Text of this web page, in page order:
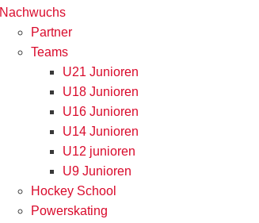
Nachwuchs
Partner
Teams
U21 Junioren
U18 Junioren
U16 Junioren
U14 Junioren
U12 junioren
U9 Junioren
Hockey School
Powerskating